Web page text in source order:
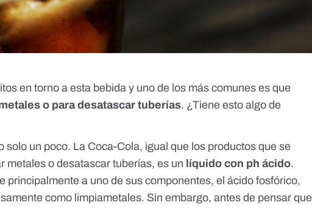
en torno a esta bebida y uno de los más comunes es que
o para desatascar tuberías. ¿Tiene esto algo de
solo un poco. La Coca-Cola, igual que los productos que se
metales o desatascar tuberías, es un líquido con ph ácido.
principalmente a uno de sus componentes, el ácido fosfórico,
como limpiametales. Sin embargo, antes de pensar que